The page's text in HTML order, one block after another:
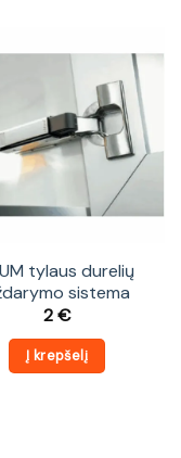
tylaus durelių
sistema
2€
Į krepšelį